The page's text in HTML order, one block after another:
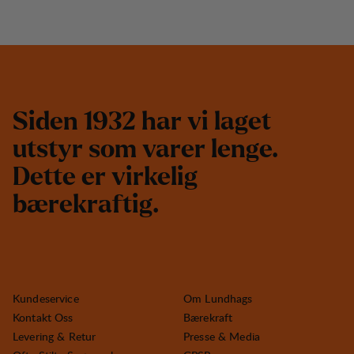
Siden 1932 har vi laget
utstyr som varer lenge.
Dette er virkelig
bærekraftig.
Kundeservice
Kontakt Oss
Levering & Retur
Om Lundhags
Bærekraft
Presse & Media